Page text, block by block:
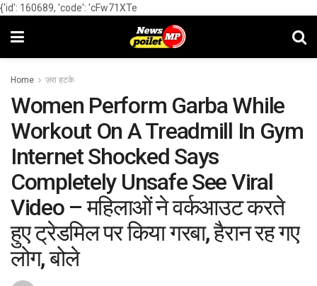
{'id': 160689, 'code': 'cFw71XTe
Home ज़रा हटके
Women Perform Garba While
Workout On A Treadmill In Gym
Internet Shocked Says
Completely Unsafe See Viral
Video – महिलाओं ने वर्कआउट करते
हुए ट्रेडमिल पर किया गरबा, हैरान रह गए
लोग, बोले